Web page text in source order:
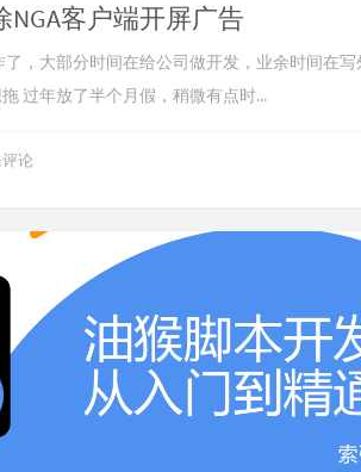
NGA客户端开屏广告
，大部分时间在给公司做开发，业余时间在
过年放了半个月假，稍微有点时...
评论